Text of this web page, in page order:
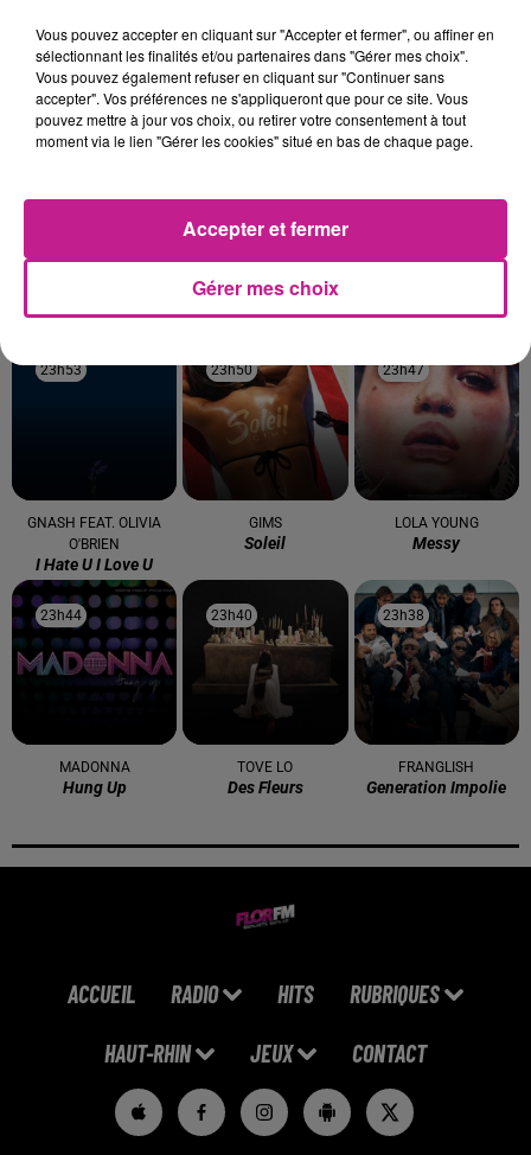
TITRES DIFFUSÉS
0h03
0h03
Atchiki
0h00
0h00
TEMPER CITY
Self Aware
23h56
23h56
New Religion
23h53
23h53
GNASH FEAT. OLIVIA
O'BRIEN
I Hate U I Love U
23h50
23h50
GIMS
Soleil
23h47
23h47
LOLA YOUNG
Messy
23h44
23h44
MADONNA
Hung Up
23h40
23h40
TOVE LO
Des Fleurs
23h38
23h38
FRANGLISH
Generation Impolie
ACCUEIL RADIO HITS RUBRIQUES
HAUT-RHIN JEUX CONTACT
Vous pouvez accepter en cliquant sur "Accepter et fermer", ou affiner en
sélectionnant les finalités et/ou partenaires dans "Gérer mes choix".
Vous pouvez également refuser en cliquant sur "Continuer sans
accepter". Vos préférences ne s'appliqueront que pour ce site. Vous
pouvez mettre à jour vos choix, ou retirer votre consentement à tout
moment via le lien "Gérer les cookies" situé en bas de chaque page.
Gérer mes choix
Accepter et fermer